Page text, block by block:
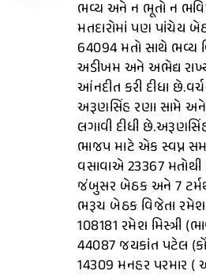
ભવ્ય અને ન ભૂતો ન
મતદારોમાં પણ પાંચેય
64094 મતો સાથે ભવ્ય
અડીખમ અને અભેદ્ય
આંનદીત કરી દીધા
અરૂણસિંહ રણા સામે અનેક
લગાવી દીધી
ભાજપ માટે એક સ્વપ્ન
વસાવાએ 23367 મતોથી
જંબુસર બેઠક અને 7
ભરૂચ બેઠક વિજેતા રમેશ
108181 રમેશ મિસ્ત્રી
44087 જયકાંત પટેલ
14309 મનહર પરમાર